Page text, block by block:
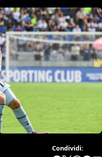
Condividi: